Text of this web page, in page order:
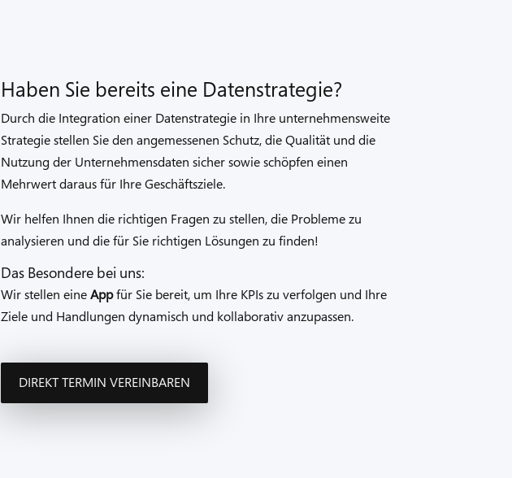
Haben Sie bereits eine Datenstrategie?
Durch die Integration einer Datenstrategie in Ihre unternehmensweite
Strategie stellen Sie den angemessenen Schutz, die Qualität und die
Nutzung der Unternehmensdaten sicher sowie schöpfen einen
Mehrwert daraus für Ihre Geschäftsziele.
Wir helfen Ihnen die richtigen Fragen zu stellen, die Probleme zu
analysieren und die für Sie richtigen Lösungen zu finden!
Das Besondere bei uns:
Wir stellen eineAppfür Sie bereit, um Ihre KPIs zu verfolgen und Ihre
Ziele und Handlungen dynamisch und kollaborativ anzupassen.
DIREKT TERMIN VEREINBAREN